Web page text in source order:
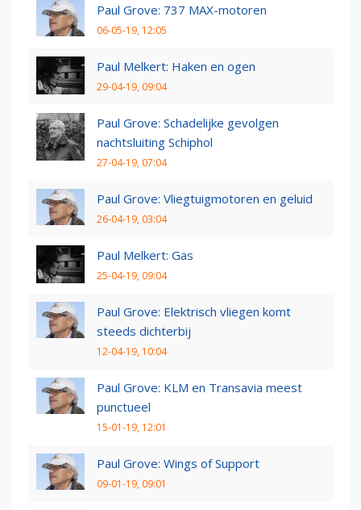
Paul Grove: 737 MAX-motoren
06-05-19, 12:05
Paul Melkert: Haken en ogen
29-04-19, 09:04
Paul Grove: Schadelijke gevolgen
nachtsluiting Schiphol
27-04-19, 07:04
Paul Grove: Vliegtuigmotoren en geluid
26-04-19, 03:04
Paul Melkert: Gas
25-04-19, 09:04
Paul Grove: Elektrisch vliegen komt
steeds dichterbij
12-04-19, 10:04
Paul Grove: KLM en Transavia meest
punctueel
15-01-19, 12:01
Paul Grove: Wings of Support
09-01-19, 09:01